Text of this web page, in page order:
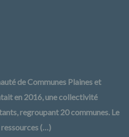
de Communes Plaines et
en 2016, une collectivité
regroupant 20 communes. Le
(…)